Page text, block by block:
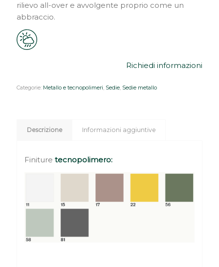
rilievo all-over e avvolgente proprio come un
abbraccio.
Richiedi informazioni
Categorie: Metallo e tecnopolimeri Sedie, Sedie metallo
Descrizione Informazioni aggiuntive
Finiture tecnopolimero: